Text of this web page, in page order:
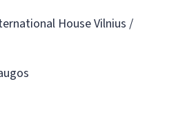
House Vilnius /